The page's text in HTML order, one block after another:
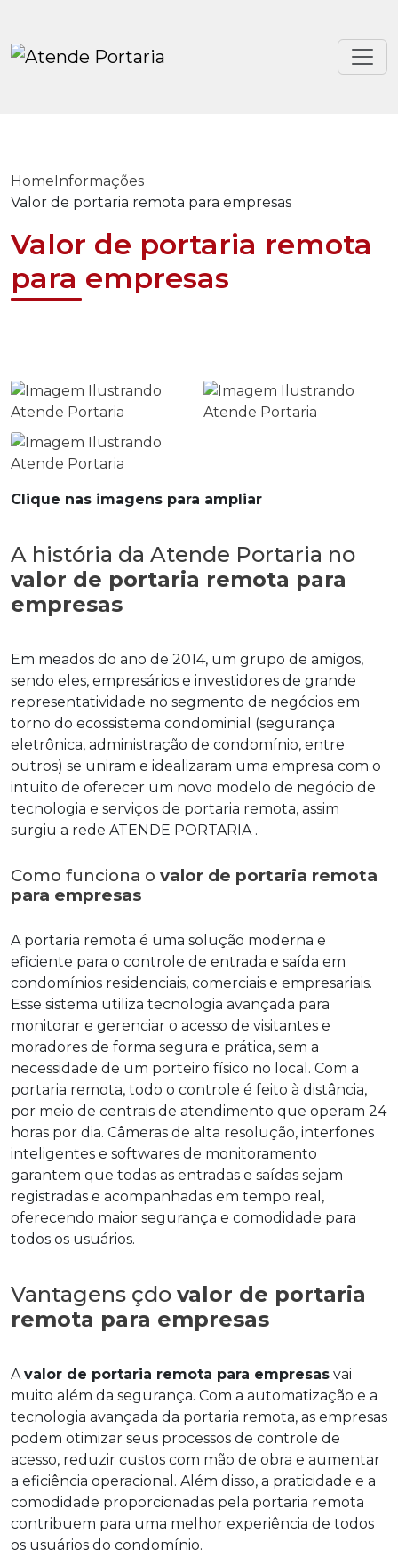
HomeInformações
Valor de portaria remota para empresas
Valor de portaria remota
para empresas
Clique nas imagens para ampliar
A história da Atende Portaria no
valor de portaria remota para
empresas
Em meados do ano de 2014, um grupo de amigos,
sendo eles, empresários e investidores de grande
representatividade no segmento de negócios em
torno do ecossistema condominial (segurança
eletrônica, administração de condomínio, entre
outros) se uniram e idealizaram uma empresa com o
intuito de oferecer um novo modelo de negócio de
tecnologia e serviços de portaria remota, assim
surgiu a rede ATENDE PORTARIA .
Como funciona o valor de portaria remota
para empresas
A portaria remota é uma solução moderna e
eficiente para o controle de entrada e saída em
condomínios residenciais, comerciais e empresariais.
Esse sistema utiliza tecnologia avançada para
monitorar e gerenciar o acesso de visitantes e
moradores de forma segura e prática, sem a
necessidade de um porteiro físico no local. Com a
portaria remota, todo o controle é feito à distância,
por meio de centrais de atendimento que operam 24
horas por dia. Câmeras de alta resolução, interfones
inteligentes e softwares de monitoramento
garantem que todas as entradas e saídas sejam
registradas e acompanhadas em tempo real,
oferecendo maior segurança e comodidade para
todos os usuários.
Vantagens çdo valor de portaria
remota para empresas
Avalor de portaria remota para empresas vai
muito além da segurança. Com a automatização e a
tecnologia avançada da portaria remota, as empresas
podem otimizar seus processos de controle de
acesso, reduzir custos com mão de obra e aumentar
a eficiência operacional. Além disso, a praticidade e a
comodidade proporcionadas pela portaria remota
contribuem para uma melhor experiência de todos
os usuários do condomínio.